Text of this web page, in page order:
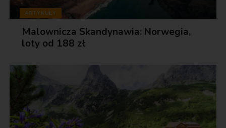
ARTYKUŁY
Malownicza Skandynawia: Norwegia,
loty od 188 zł